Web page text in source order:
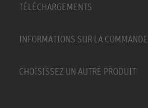
TÉLÉCHARGEMENTS
INFORMATIONS SUR LA COMMANDE
CHOISISSEZ UN AUTRE PRODUIT